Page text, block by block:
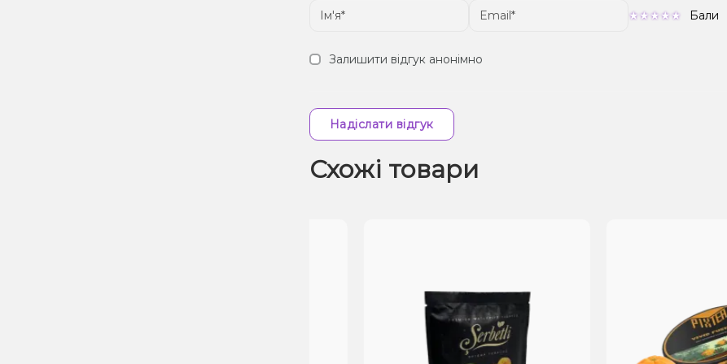
Бали
Залишити відгук анонімно
Надіслати відгук
Схожі товари